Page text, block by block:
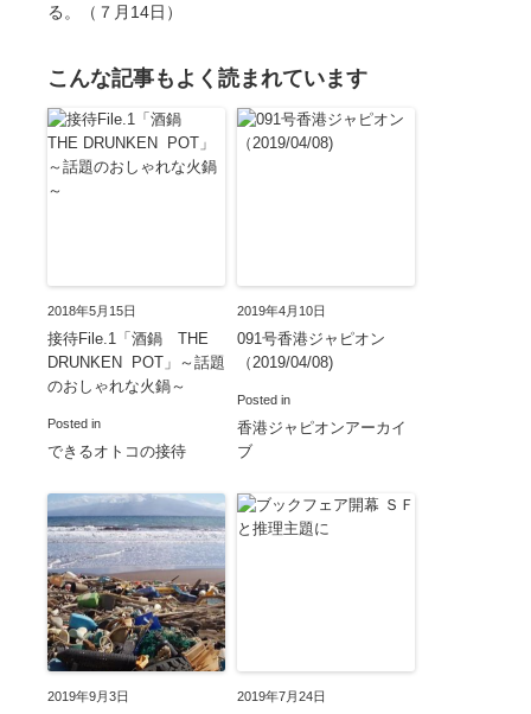
る。（７月14日）
こんな記事もよく読まれています
2018年5月15日
接待File.1「酒鍋 THE
DRUNKEN POT」～話題
のおしゃれな火鍋～
Posted in
できるオトコの接待
2019年4月10日
091号香港ジャピオン
（2019/04/08)
Posted in
香港ジャピオンアーカイ
ブ
2019年9月3日 2019年7月24日